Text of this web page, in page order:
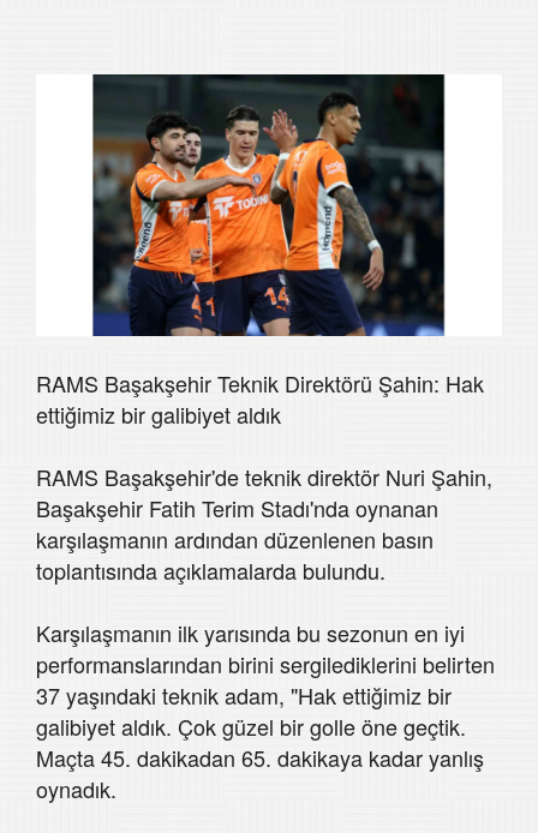
RAMS Başakşehir Teknik Direktörü Şahin: Hak
ettiğimiz bir galibiyet aldık
RAMS Başakşehir'de teknik direktör Nuri Şahin,
Başakşehir Fatih Terim Stadı'nda oynanan
karşılaşmanın ardından düzenlenen basın
toplantısında açıklamalarda bulundu.
Karşılaşmanın ilk yarısında bu sezonun en iyi
performanslarından birini sergilediklerini belirten
37 yaşındaki teknik adam, "Hak ettiğimiz bir
galibiyet aldık. Çok güzel bir golle öne geçtik.
Maçta 45. dakikadan 65. dakikaya kadar yanlış
oynadık.